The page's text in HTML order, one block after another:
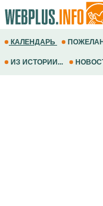
КАЛЕНДАРЬ
ИЗ ИСТОРИИ...